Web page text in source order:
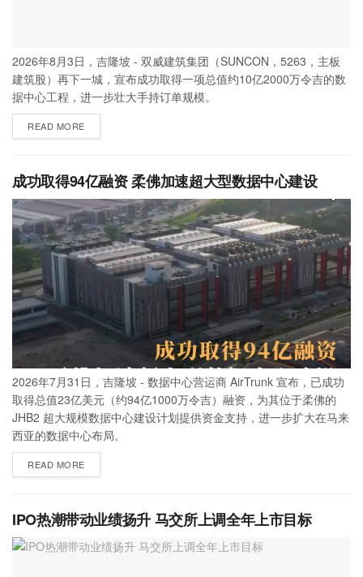
2026年8月3日，吉隆坡 - 双威建筑集团（SUNCON，5263，主板
建筑股）再下一城，宣布成功取得一项总值约10亿2000万令吉的数
据中心工程，进一步壮大手持订单规模。
READ MORE
成功取得94亿融资 柔佛加速超大型数据中心建设
2026年7月31日，吉隆坡 - 数据中心营运商 AirTrunk 宣布，已成功
取得总值23亿美元（约94亿1000万令吉）融资，为其位于柔佛的
JHB2 超大规模数据中心建设计划提供资金支持，进一步扩大在马来
西亚的数据中心布局。
READ MORE
IPO热潮带动业绩扬升 马交所上调全年上市目标